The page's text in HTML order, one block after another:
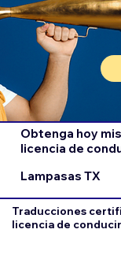
Obtenga hoy
licencia de
Lampasas TX
Traducciones
licencia de conducir